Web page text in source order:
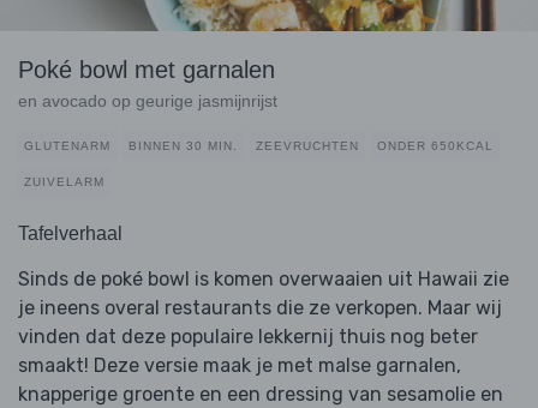
Poké bowl met garnalen
en avocado op geurige jasmijnrijst
GLUTENARM BINNEN 30 MIN. ZEEVRUCHTEN ONDER 650KCAL
ZUIVELARM
Tafelverhaal
Sinds de poké bowl is komen overwaaien uit Hawaii zie
je ineens overal restaurants die ze verkopen. Maar wij
vinden dat deze populaire lekkernij thuis nog beter
smaakt! Deze versie maak je met malse garnalen,
knapperige groente en een dressing van sesamolie en